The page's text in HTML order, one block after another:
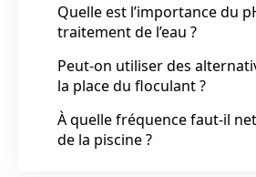
Quelle est l’importance du
traitement de l’eau ?
Peut-on utiliser des
la place du floculant ?
À quelle fréquence faut-il
de la piscine ?